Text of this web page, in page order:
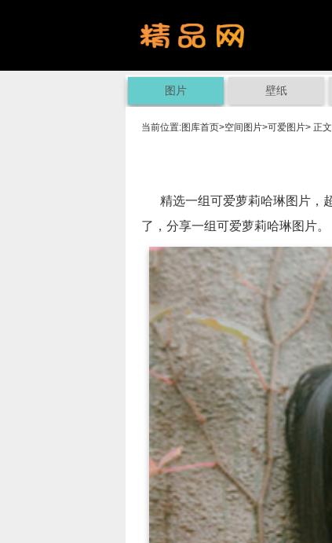
图片 壁纸
当前位置:图库首页>空间图片>可爱图片> 正文
精选一组可爱萝莉哈琳图片，
了，分享一组可爱萝莉哈琳图片。